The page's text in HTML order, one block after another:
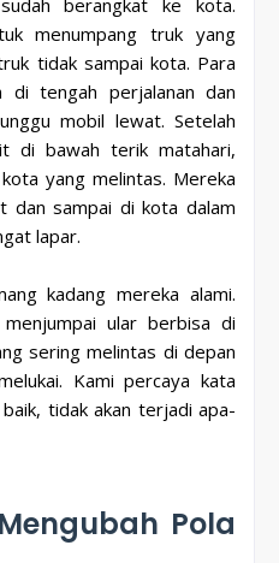
menumpang truk yang
tidak sampai kota. Para
tengah perjalanan dan
mobil lewat. Setelah
di bawah terik matahari,
yang melintas. Mereka
dan sampai di kota dalam
lapar.
kadang mereka alami.
ular berbisa di
sering melintas di depan
Kami percaya kata
tidak akan terjadi apa-
Pola